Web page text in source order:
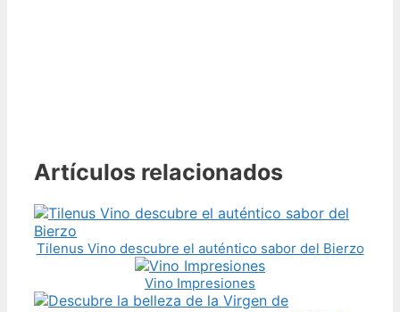
Artículos relacionados
Tilenus Vino descubre el auténtico sabor del Bierzo
Vino Impresiones